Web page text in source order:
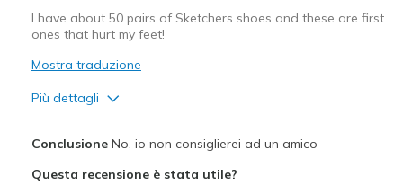
I have about 50 pairs of Sketchers shoes and these are first
ones that hurt my feet!
Mostra traduzione
Più dettagli
ConclusioneNo, io non consiglierei ad un amico
Questa recensione è stata utile?